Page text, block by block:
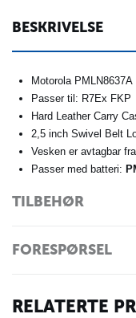
BESKRIVELSE
Motorola PMLN8637A
Passer til: R7Ex FKP
Hard Leather Carry
2,5 inch Swivel Belt
Vesken er avtagbar
Passer med batteri:
TILBEHØR
FORESPØRSEL
RELATERTE